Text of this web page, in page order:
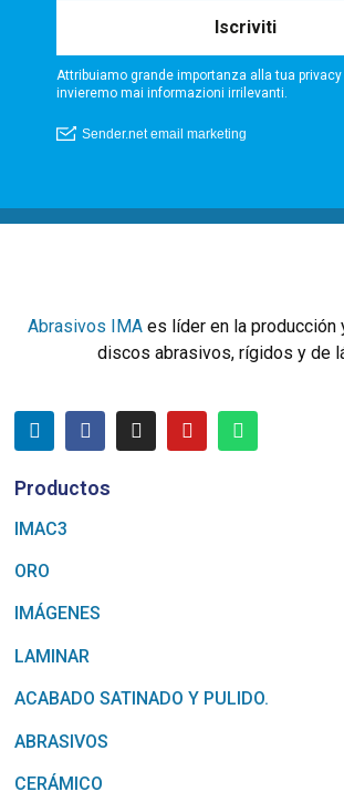
Abrasivos IMAes líder en la producción
discos abrasivos, rígidos y de
Productos
IMAC3
ORO
IMÁGENES
LAMINAR
ACABADO SATINADO Y PULIDO.
ABRASIVOS
CERÁMICO